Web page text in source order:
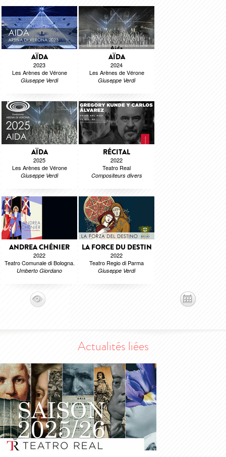
AÏDA
2023
Les Arènes de Vérone
Giuseppe Verdi
AÏDA
2024
Les Arènes de Vérone
Giuseppe Verdi
AÏDA
2025
Les Arènes de Vérone
Giuseppe Verdi
RÉCITAL
2022
Teatro Real
Compositeurs divers
ANDREA CHÉNIER
2022
Teatro Comunale di Bologna.
Umberto Giordano
LA FORCE DU DESTIN
2022
Teatro Regio di Parma
Giuseppe Verdi
Actualités liées